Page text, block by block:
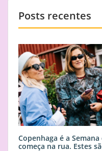
Posts recentes
Copenhaga é a
começa na rua. Estes